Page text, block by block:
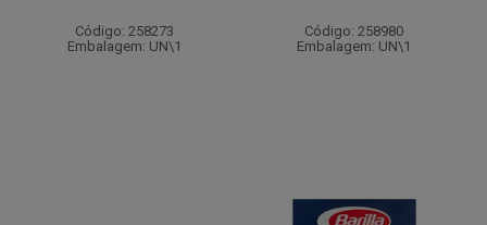
Código: 258273
Embalagem: UN\1
Código: 258980
Embalagem: UN\1